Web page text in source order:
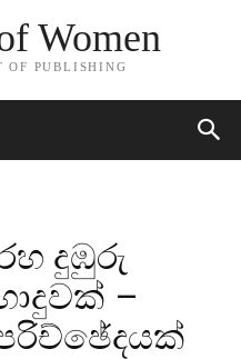
Women
OF PUBLISHING
දුඹුරු
–